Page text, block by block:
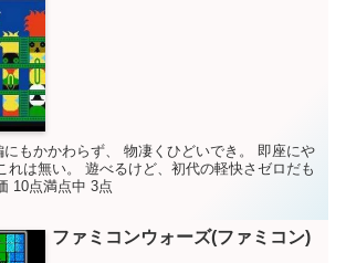
もかかわらず、 物凄くひどいでき。 即座にや
れは無い。 遊べるけど、初代の軽快さゼロだも
10点満点中 3点
ファミコンウォーズ(ファミコン)